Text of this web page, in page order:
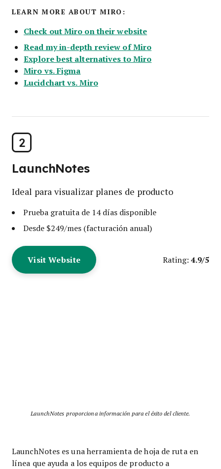
LEARN MORE ABOUT MIRO:
Check out Miro on their website
Read my in-depth review of Miro
Explore best alternatives to Miro
Miro vs. Figma
Lucidchart vs. Miro
2
LaunchNotes
Ideal para visualizar planes de producto
Prueba gratuita de 14 días disponible
Desde $249/mes (facturación anual)
Visit Website Rating: 4.9/5
LaunchNotes proporciona información para el éxito del cliente.
LaunchNotes es una herramienta de hoja de ruta en
línea que ayuda a los equipos de producto a